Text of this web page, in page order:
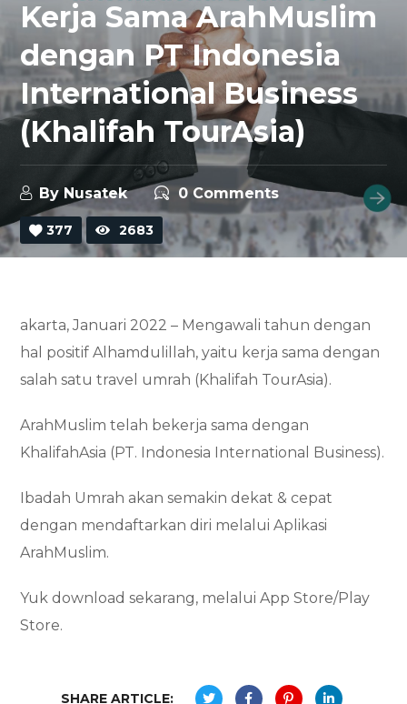
Kerja Sama ArahMuslim
dengan PT Indonesia
International Business
(Khalifah TourAsia)
By Nusatek 0 Comments
377 2683
akarta, Januari 2022 – Mengawali tahun dengan
hal positif Alhamdulillah, yaitu kerja sama dengan
salah satu travel umrah (Khalifah TourAsia).
ArahMuslim telah bekerja sama dengan
KhalifahAsia (PT. Indonesia International Business).
Ibadah Umrah akan semakin dekat & cepat
dengan mendaftarkan diri melalui Aplikasi
ArahMuslim.
Yuk download sekarang, melalui App Store/Play
Store.
SHARE ARTICLE: